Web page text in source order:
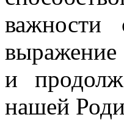
важности
выражение
и
нашей